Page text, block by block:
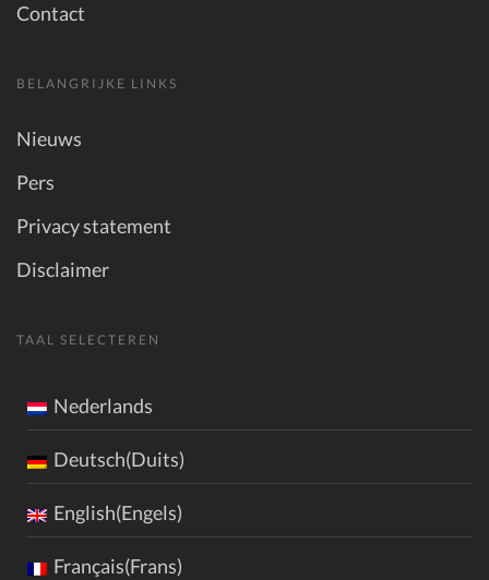
Contact
BELANGRIJKE LINKS
Nieuws
Pers
Privacy statement
Disclaimer
TAAL SELECTEREN
Nederlands
Deutsch(Duits)
English(Engels)
Français(Frans)